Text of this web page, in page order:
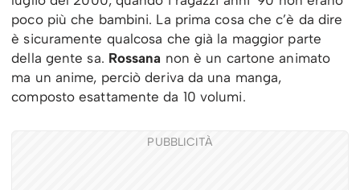
poco più che bambini. La prima cosa che c’è da dire
è sicuramente qualcosa che già la maggior parte
della gente sa. Rossana non è un cartone animato
ma un anime, perciò deriva da una manga,
composto esattamente da 10 volumi.
PUBBLICITÀ